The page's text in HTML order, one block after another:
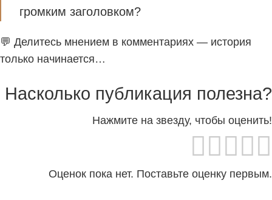
громким заголовком?
💬 Делитесь мнением в комментариях — история
только начинается…
Насколько публикация полезна?
Нажмите на звезду, чтобы оценить!
Оценок пока нет. Поставьте оценку первым.